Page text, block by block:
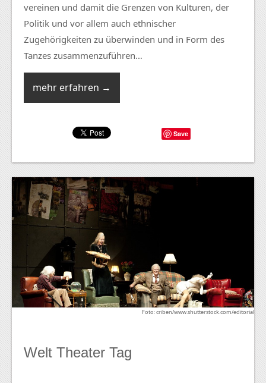
vereinen und damit die Grenzen von Kulturen, der
Politik und vor allem auch ethnischer
Zugehörigkeiten zu überwinden und in Form des
Tanzes zusammenzuführen…
mehr erfahren →
Save
Foto: criben/www.shutterstock.com/editorial
Welt Theater Tag